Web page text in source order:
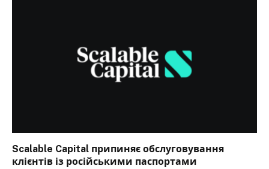
Scalable Capital припиняє обслуговування
клієнтів із російськими паспортами